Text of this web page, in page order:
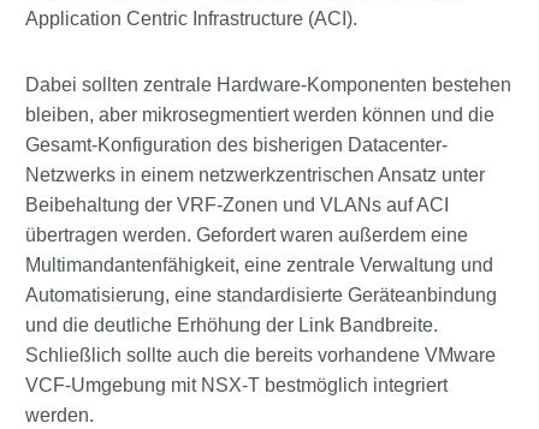
Application Centric Infrastructure (ACI).
Dabei sollten zentrale Hardware-Komponenten bestehen
bleiben, aber mikrosegmentiert werden können und die
Gesamt-Konfiguration des bisherigen Datacenter-
Netzwerks in einem netzwerkzentrischen Ansatz unter
Beibehaltung der VRF-Zonen und VLANs auf ACI
übertragen werden. Gefordert waren außerdem eine
Multimandantenfähigkeit, eine zentrale Verwaltung und
Automatisierung, eine standardisierte Geräteanbindung
und die deutliche Erhöhung der Link Bandbreite.
Schließlich sollte auch die bereits vorhandene VMware
VCF-Umgebung mit NSX-T bestmöglich integriert
werden.